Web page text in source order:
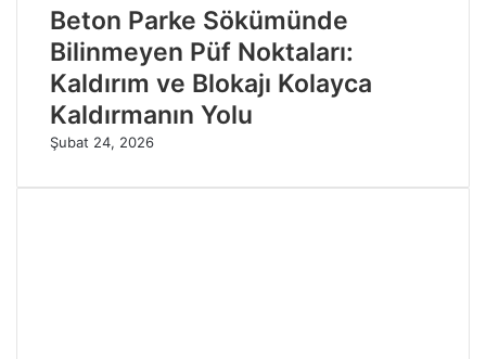
Beton Parke Sökümünde
Bilinmeyen Püf Noktaları:
Kaldırım ve Blokajı Kolayca
Kaldırmanın Yolu
Şubat 24, 2026